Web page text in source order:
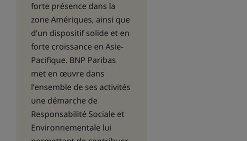
forte présence dans la
zone Amériques, ainsi que
d’un dispositif solide et en
forte croissance en Asie-
Pacifique. BNP Paribas
met en œuvre dans
l’ensemble de ses activités
une démarche de
Responsabilité Sociale et
Environnementale lui